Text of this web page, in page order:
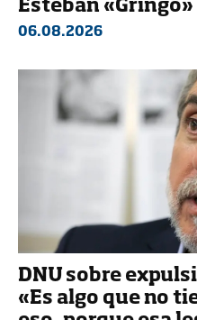
Esteban «Gringo»
06.08.2026
DNU sobre
«Es algo que no